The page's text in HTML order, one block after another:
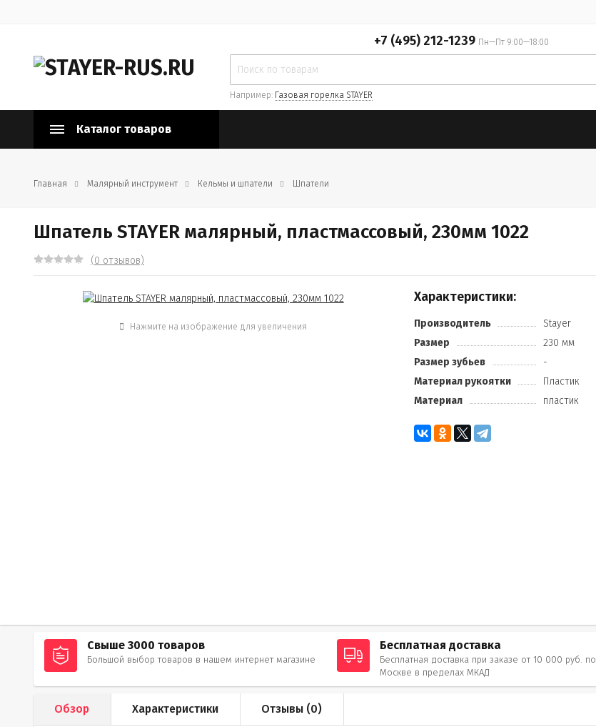
+7 (495) 212-1239 Пн—Пт 9:00—18:00
Например: Газовая горелка STAYER
Каталог товаров
Главная Малярный инструмент Кельмы и шпатели Шпатели
Шпатель STAYER малярный, пластмассовый, 230мм 1022
(0 отзывов)
Нажмите на изображение для увеличения
Характеристики:
Производитель
Stayer
Размер
230 мм
Размер зубьев
-
Материал рукоятки
Пластик
Материал
пластик
Свыше 3000 товаров
Большой выбор товаров в нашем интернет магазине
Бесплатная доставка
Бесплатная доставка при заказе от 10 000 руб. по
Москве в пределах МКАД
Обзор Характеристики Отзывы (0)